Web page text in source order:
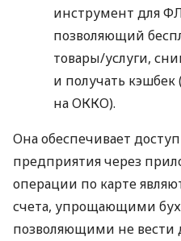
инструмент для
позволяющий
товары/услуги,
и получать
на ОККО).
Она обеспечивает
предприятия через
операции по карте
счета, упрощающими
позволяющими не вести